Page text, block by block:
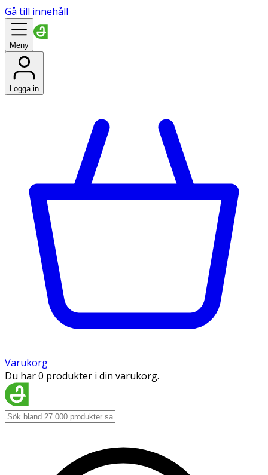
Gå till innehåll
Meny
Logga in
Varukorg
Du har 0 produkter i din varukorg.